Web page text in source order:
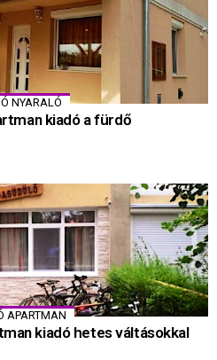
NYARALÓ
kiadó a fürdő
APARTMAN
kiadó hetes váltásokkal